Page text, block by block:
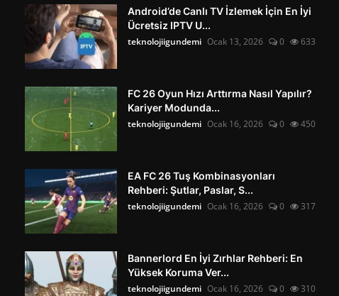
Android’de Canlı TV İzlemek İçin En İyi
Ücretsiz IPTV U...
teknolojiigundemi Ocak 13, 2026 0 633
FC 26 Oyun Hızı Arttırma Nasıl Yapılır?
Kariyer Modunda...
teknolojiigundemi Ocak 16, 2026 0 450
EA FC 26 Tuş Kombinasyonları
Rehberi: Şutlar, Paslar, S...
teknolojiigundemi Ocak 16, 2026 0 317
Bannerlord En İyi Zırhlar Rehberi: En
Yüksek Koruma Ver...
teknolojiigundemi Ocak 16, 2026 0 310